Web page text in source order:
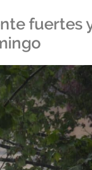
fuertes